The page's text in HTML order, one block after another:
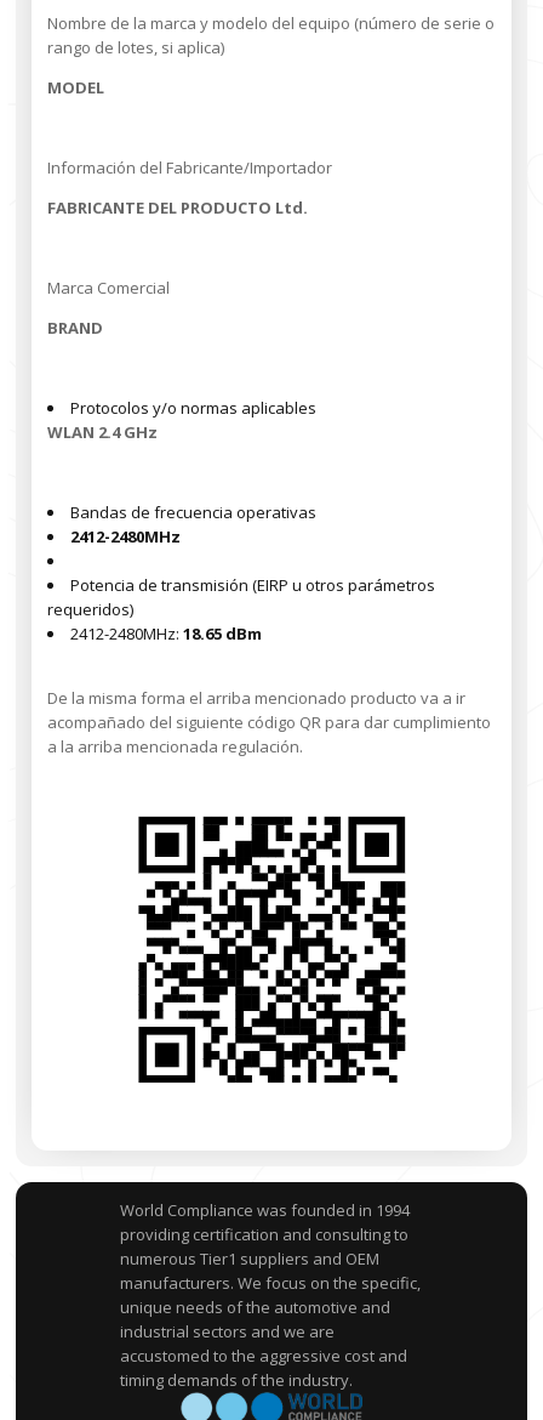
Nombre de la marca y modelo del equipo (número de serie o
rango de lotes, si aplica)
MODEL
Información del Fabricante/Importador
FABRICANTE DEL PRODUCTO Ltd.
Marca Comercial
BRAND
Protocolos y/o normas aplicables
WLAN 2.4 GHz
Bandas de frecuencia operativas
2412-2480MHz
Potencia de transmisión (EIRP u otros parámetros
requeridos)
2412-2480MHz: 18.65 dBm
De la misma forma el arriba mencionado producto va a ir
acompañado del siguiente código QR para dar cumplimiento
a la arriba mencionada regulación.
World Compliance was founded in 1994
providing certification and consulting to
numerous Tier1 suppliers and OEM
manufacturers. We focus on the specific,
unique needs of the automotive and
industrial sectors and we are
accustomed to the aggressive cost and
timing demands of the industry.